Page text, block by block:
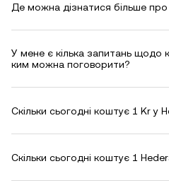
Де можна дізнатися більше про
У мене є кілька запитань щодо
ким можна поговорити?
Скільки сьогодні коштує 1 Kr у
Скільки сьогодні коштує 1